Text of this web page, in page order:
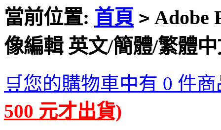
當前位置: 首頁 > Adobe
像編輯 英文/簡體/繁體
🛒您的購物車中有 0 件
500 元才出貨)